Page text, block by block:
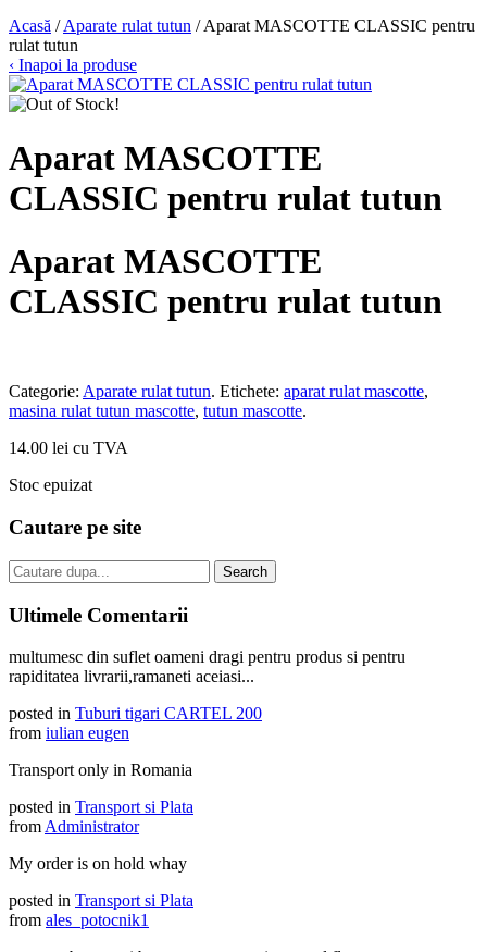
Acasă /Aparate rulat tutun / Aparat MASCOTTE CLASSIC pentru
rulat tutun
‹ Inapoi la produse
Aparat MASCOTTE
CLASSIC pentru rulat tutun
Aparat MASCOTTE
CLASSIC pentru rulat tutun
Categorie: Aparate rulat tutun. Etichete: aparat rulat mascotte,
masina rulat tutun mascotte, tutun mascotte.
14.00 lei cu TVA
Stoc epuizat
Cautare pe site
Ultimele Comentarii
multumesc din suflet oameni dragi pentru produs si pentru
rapiditatea livrarii,ramaneti aceiasi...
posted in Tuburi tigari CARTEL 200
from iulian eugen
Transport only in Romania
posted in Transport si Plata
from Administrator
My order is on hold whay
posted in Transport si Plata
from ales_potocnik1